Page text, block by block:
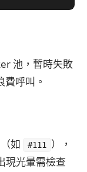
池，暫時失敗
呼叫。
如 #111
），
現光暈需檢查